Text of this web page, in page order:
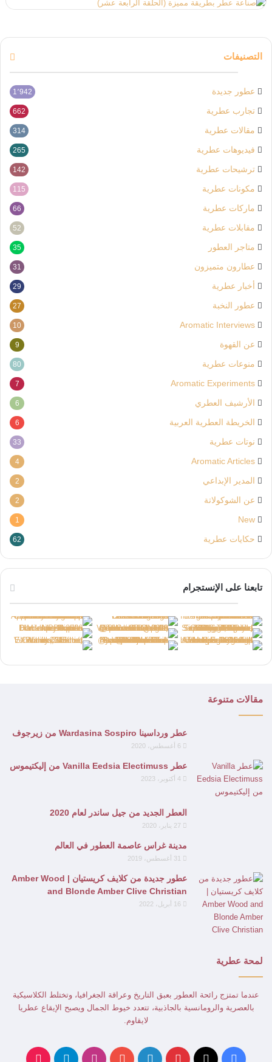
التصنيفات
عطور جديدة 1٬942
تجارب عطرية 662
مقالات عطرية 314
فيديوهات عطرية 265
ترشيحات عطرية 142
مكونات عطرية 115
ماركات عطرية 66
مقابلات عطرية 52
متاجر العطور 35
عطارون متميزون 31
أخبار عطرية 29
عطور النخبة 27
Aromatic Interviews
10
عن القهوة 9
منوعات عطرية 80
Aromatic Experiments
7
الأرشيف العطري 6
الخريطة العطرية العربية 6
نوتات عطرية 33
Aromatic Articles
4
المدير الإبداعي 2
عن الشوكولاتة 2
New
1
حكايات عطرية 62
تابعنا على الإنستجرام
مقالات متنوعة
عطر ورداسينا Wardasina Sospiro من زيرجوف
6 أغسطس، 2020
عطر Vanilla Eedsia Electimuss من إليكتيموس
4 أكتوبر، 2023
العطر الجديد من جيل ساندر لعام 2020
27 يناير، 2020
مدينة غراس عاصمة العطور في العالم
31 أغسطس، 2019
عطور جديدة من كلايف كريستيان | Amber Wood
and Blonde Amber Clive Christian
16 أبريل، 2022
لمحة عطرية
عندما تمتزج رائحة العطور بعبق التاريخ وعراقة الجغرافيا، وتختلط الكلاسيكية
بالعصرية والرومانسية بالجاذبية، تتعدد خيوط الجمال ويصبح الإيقاع عطريا
لايقاوم.
فيسبوك بينتيريستلينكدإن ‫YouTubeانستقرامتيلقرام ‫TikTok